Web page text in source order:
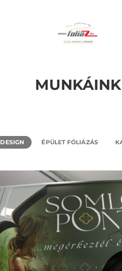
MUNKÁINK
DESIGN ÉPÜLET FÓLIÁZÁS
DESIGN